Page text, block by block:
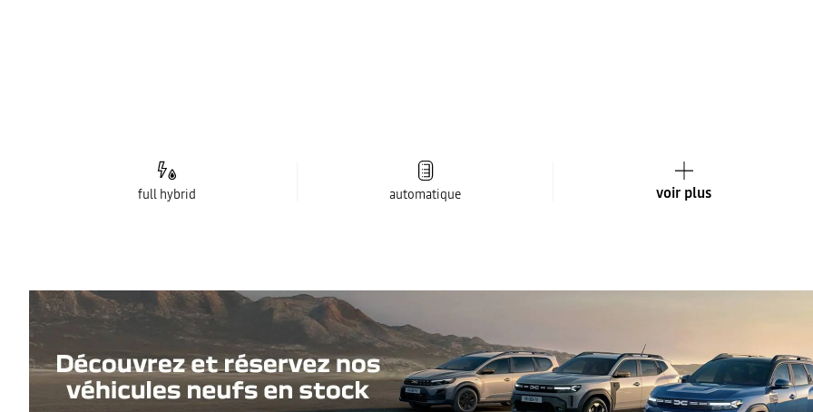
full hybrid automatique voir plus